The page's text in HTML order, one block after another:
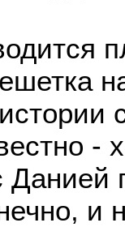
-
Данией
и